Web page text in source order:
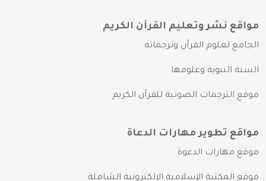
مواقع نشر وتعليم القرآن الكريم
الجامع لعلوم القرآن وترجماته
السنة النبوية وعلومها
موقع الترجمات الصوتية للقرآن الكريم
مواقع تطوير مهارات الدعاة
موقع مهارات الدعوة
موقع المكتبة الإسلامية الإلكترونية الشاملة